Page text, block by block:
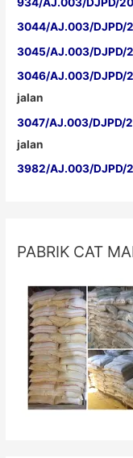
3044/AJ.003/DJPD/
3045/AJ.003/DJPD/
3046/AJ.003/DJPD/
jalan
3047/AJ.003/DJPD/
jalan
3982/AJ.003/DJPD/
PABRIK CAT